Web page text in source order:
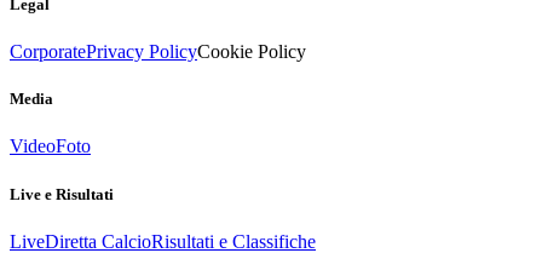
Legal
CorporatePrivacy PolicyCookie Policy
Media
VideoFoto
Live e Risultati
LiveDiretta CalcioRisultati e Classifiche